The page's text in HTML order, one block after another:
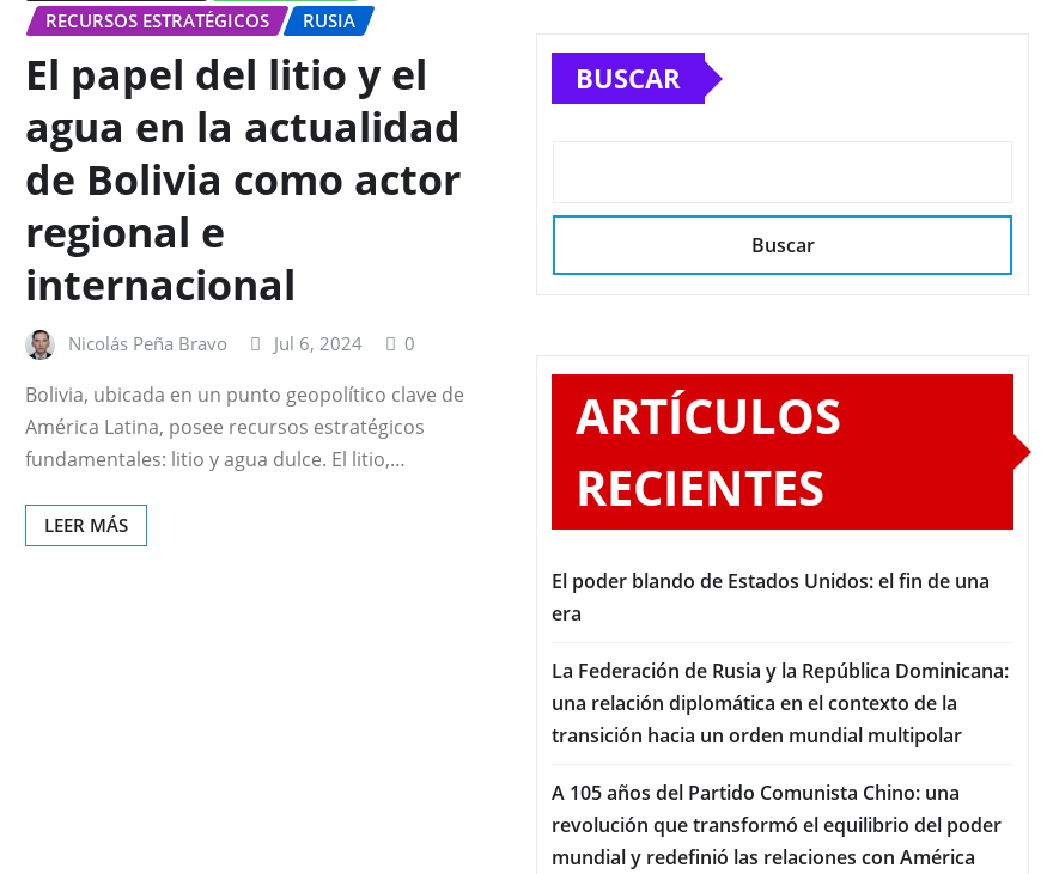
RECURSOS ESTRATÉGICOS
RUSIA
El papel del litio y el
agua en la actualidad
de Bolivia como actor
regional e
internacional
Nicolás Peña Bravo Jul 6, 2024 0
Bolivia, ubicada en un punto geopolítico clave de
América Latina, posee recursos estratégicos
fundamentales: litio y agua dulce. El litio,…
LEER MÁS
BUSCAR
Buscar
ARTÍCULOS
RECIENTES
El poder blando de Estados Unidos: el fin de una
era
La Federación de Rusia y la República Dominicana:
una relación diplomática en el contexto de la
transición hacia un orden mundial multipolar
A 105 años del Partido Comunista Chino: una
revolución que transformó el equilibrio del poder
mundial y redefinió las relaciones con América